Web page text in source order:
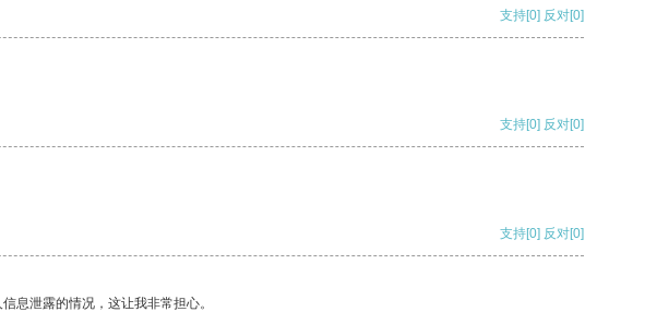
支持[0] 反对[0]
支持[0] 反对[0]
支持[0] 反对[0]
息泄露的情况，这让我非常担心。